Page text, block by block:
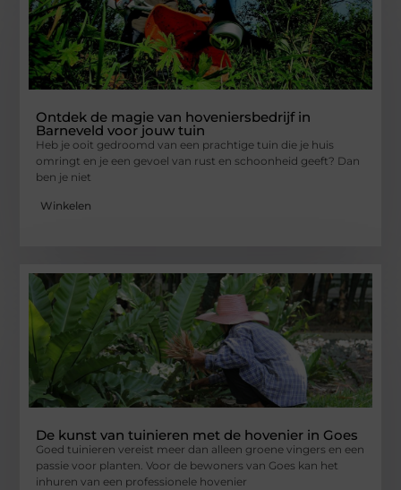
Ontdek de magie van hoveniersbedrijf in
Barneveld voor jouw tuin
Heb je ooit gedroomd van een prachtige tuin die je huis
omringt en je een gevoel van rust en schoonheid geeft? Dan
ben je niet
Winkelen
De kunst van tuinieren met de hovenier in Goes
Goed tuinieren vereist meer dan alleen groene vingers en een
passie voor planten. Voor de bewoners van Goes kan het
inhuren van een professionele hovenier